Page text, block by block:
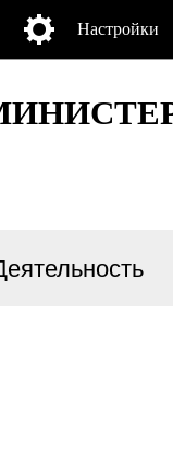
Настройки